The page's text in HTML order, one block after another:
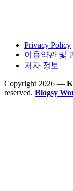
Privacy Policy
이용약관 및
저자 정보
Copyright 2026 —
reserved. Blogsy